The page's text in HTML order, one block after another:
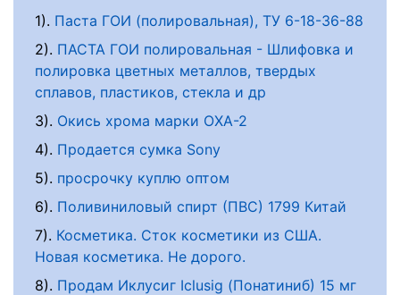
1). Паста ГОИ (полировальная), ТУ 6-18-36-88
2). ПАСТА ГОИ полировальная - Шлифовка и
полировка цветных металлов, твердых
сплавов, пластиков, стекла и др
3). Окись хрома марки ОХА-2
4). Продается сумка Sony
5). просрочку куплю оптом
6). Поливиниловый спирт (ПВС) 1799 Китай
7). Косметика. Сток косметики из США.
Новая косметика. Не дорого.
8). Продам Иклусиг Iclusig (Понатиниб) 15 мг